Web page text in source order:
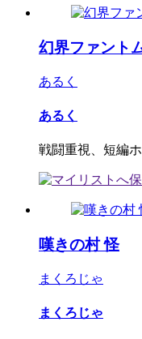
幻界ファント
あるく
あるく
戦闘重視、短編
嘆きの村 怪
まくろじゃ
まくろじゃ